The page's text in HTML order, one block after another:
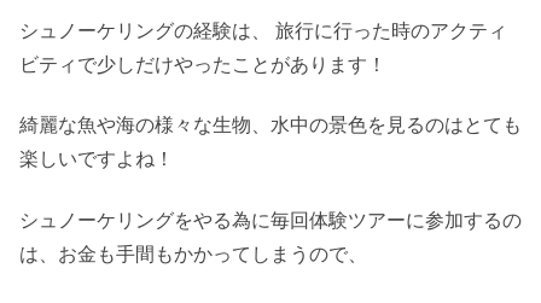
シュノーケリングの経験は、 旅行に行った時のアクティ
ビティで少しだけやったことがあります！
綺麗な魚や海の様々な生物、水中の景色を見るのはとても
楽しいですよね！
シュノーケリングをやる為に毎回体験ツアーに参加するの
は、お金も手間もかかってしまうので、